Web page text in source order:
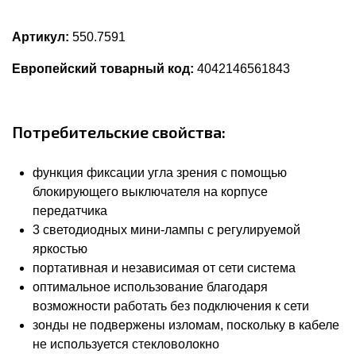
Артикул: 550.7591
Европейский товарный код: 4042146561843
Потребительские свойства:
функция фиксации угла зрения с помощью
блокирующего выключателя на корпусе
передатчика
3 светодиодных мини-лампы с регулируемой
яркостью
портативная и независимая от сети система
оптимальное использование благодаря
возможности работать без подключения к сети
зонды не подвержены изломам, поскольку в кабеле
не используется стекловолокно